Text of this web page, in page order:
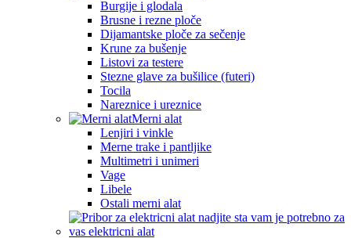
Burgije i glodala
Brusne i rezne ploče
Dijamantske ploče za sečenje
Krune za bušenje
Listovi za testere
Stezne glave za bušilice (futeri)
Tocila
Nareznice i ureznice
Merni alat
Lenjiri i vinkle
Merne trake i pantljike
Multimetri i unimeri
Vage
Libele
Ostali merni alat